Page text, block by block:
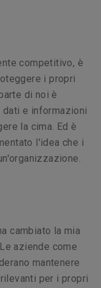
competitivo, è
i propri
di noi è
e informazioni
la cima. Ed è
l'idea che i
cambiato la mia
aziende come
mantenere
per i propri